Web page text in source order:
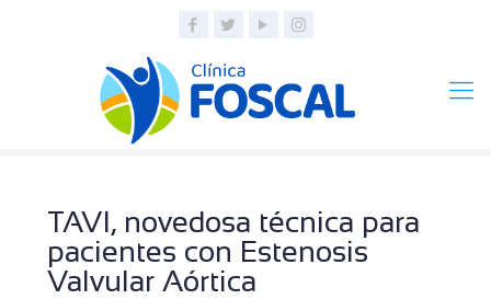
TAVI, novedosa técnica para
pacientes con Estenosis
Valvular Aórtica